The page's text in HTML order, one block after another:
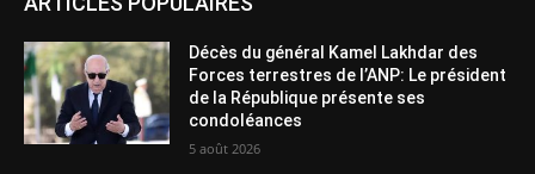
Décès du général Kamel Lakhdar des
Forces terrestres de l’ANP: Le président
de la République présente ses
condoléances
5 août 2026